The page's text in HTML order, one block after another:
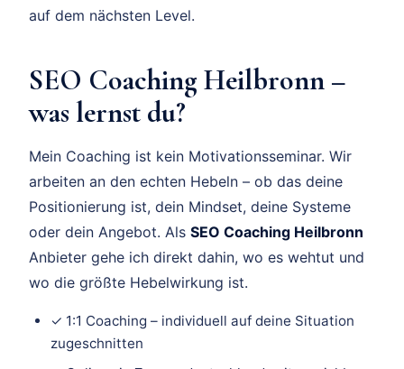
auf dem nächsten Level.
SEO Coaching Heilbronn –
was lernst du?
Mein Coaching ist kein Motivationsseminar. Wir
arbeiten an den echten Hebeln – ob das deine
Positionierung ist, dein Mindset, deine Systeme
oder dein Angebot. Als SEO Coaching Heilbronn
Anbieter gehe ich direkt dahin, wo es wehtut und
wo die größte Hebelwirkung ist.
✓ 1:1 Coaching – individuell auf deine Situation
zugeschnitten